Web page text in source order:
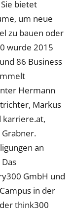
bietet
um neue
zu bauen oder
wurde 2015
86 Business
Hermann
Markus
karriere.at,
an
GmbH und
in der
think300